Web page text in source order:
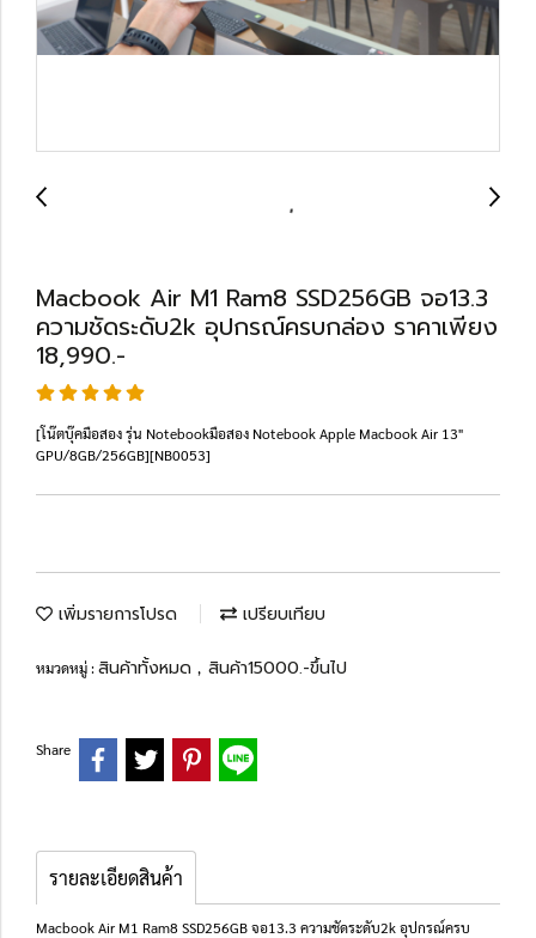
Macbook Air M1 Ram8 SSD256GB จอ13.3
ความชัดระดับ2k อุปกรณ์ครบกล่อง ราคาเพียง
18,990.-
[โน๊ตบุ๊คมือสอง รุ่น Notebookมือสอง Notebook Apple Macbook Air 13"
GPU/8GB/256GB][NB0053]
เพิ่มรายการโปรด เปรียบเทียบ
หมวดหมู่ :สินค้าทั้งหมด , สินค้า15000.-ขึ้นไป
Share
รายละเอียดสินค้า
Macbook Air M1 Ram8 SSD256GB จอ13.3 ความชัดระดับ2k อุปกรณ์ครบ